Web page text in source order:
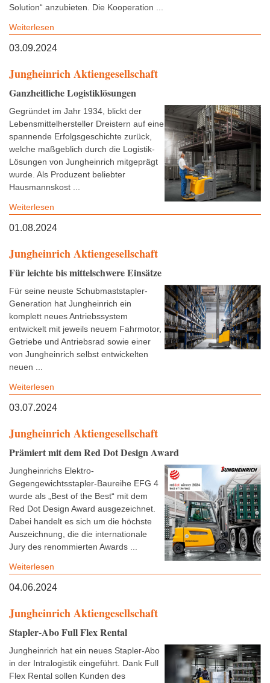
Solution“ anzubieten. Die Kooperation ...
Weiterlesen
03.09.2024
Jungheinrich Aktiengesellschaft
Ganzheitliche Logistiklösungen
Gegründet im Jahr 1934, blickt der
Lebensmittelhersteller Dreistern auf eine
spannende Erfolgsgeschichte zurück,
welche maßgeblich durch die Logistik-
Lösungen von Jungheinrich mitgeprägt
wurde. Als Produzent beliebter
Hausmannskost ...
Weiterlesen
01.08.2024
Jungheinrich Aktiengesellschaft
Für leichte bis mittelschwere Einsätze
Für seine neuste Schubmaststapler-
Generation hat Jungheinrich ein
komplett neues Antriebssystem
entwickelt mit jeweils neuem Fahrmotor,
Getriebe und Antriebsrad sowie einer
von Jungheinrich selbst entwickelten
neuen ...
Weiterlesen
03.07.2024
Jungheinrich Aktiengesellschaft
Prämiert mit dem Red Dot Design Award
Jungheinrichs Elektro-
Gegengewichtsstapler-Baureihe EFG 4
wurde als „Best of the Best“ mit dem
Red Dot Design Award ausgezeichnet.
Dabei handelt es sich um die höchste
Auszeichnung, die die internationale
Jury des renommierten Awards ...
Weiterlesen
04.06.2024
Jungheinrich Aktiengesellschaft
Stapler-Abo Full Flex Rental
Jungheinrich hat ein neues Stapler-Abo
in der Intralogistik eingeführt. Dank Full
Flex Rental sollen Kunden des